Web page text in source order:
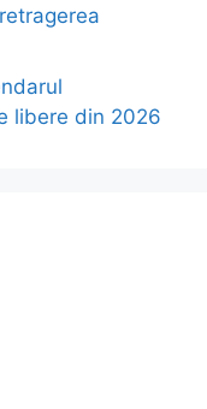
libere din 2026